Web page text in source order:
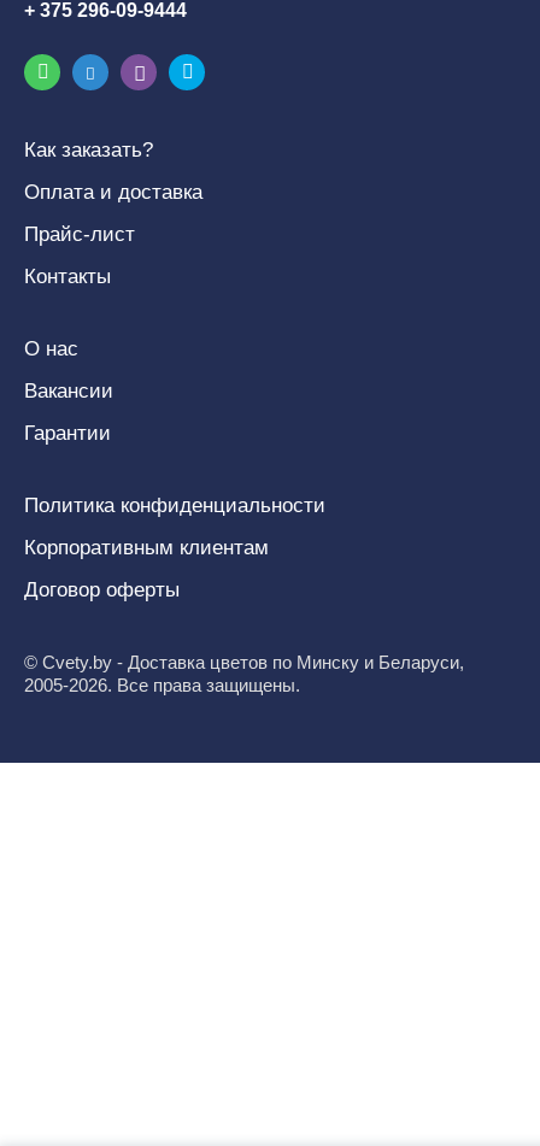
Как заказать?
Оплата и доставка
Прайс-лист
Контакты
О нас
Вакансии
Гарантии
Политика конфиденциальности
Корпоративным клиентам
Договор оферты
+ 375 296-09-9444
© Cvety.by - Доставка цветов по Минску и Беларуси,
2005-2026. Все права защищены.